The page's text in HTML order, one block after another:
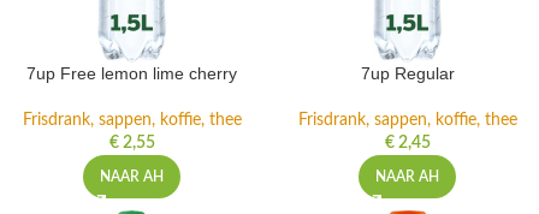
7up Free lemon lime cherry
Frisdrank, sappen, koffie, thee
€2,55
NAAR AH
7up Regular
Frisdrank, sappen, koffie, thee
€2,45
NAAR AH